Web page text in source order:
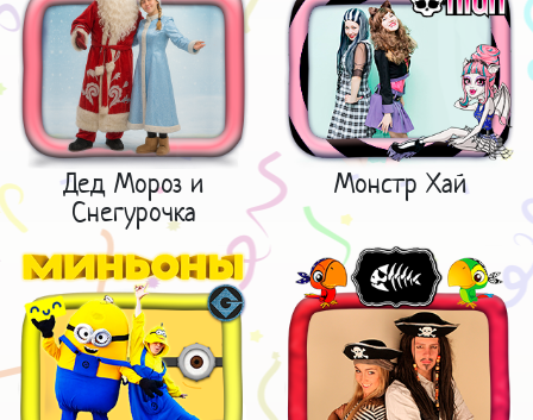
Дед Мороз и
Снегурочка
Монстр Хай